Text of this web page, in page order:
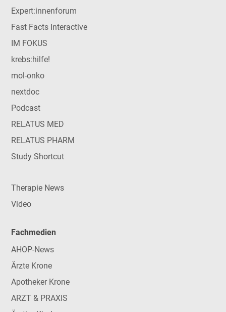
Expert:innenforum
Fast Facts Interactive
IM FOKUS
krebs:hilfe!
mol-onko
nextdoc
Podcast
RELATUS MED
RELATUS PHARM
Study Shortcut
Therapie News
Video
Fachmedien
AHOP-News
Ärzte Krone
Apotheker Krone
ARZT & PRAXIS